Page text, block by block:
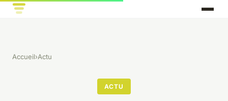
Accueil›Actu
ACTU